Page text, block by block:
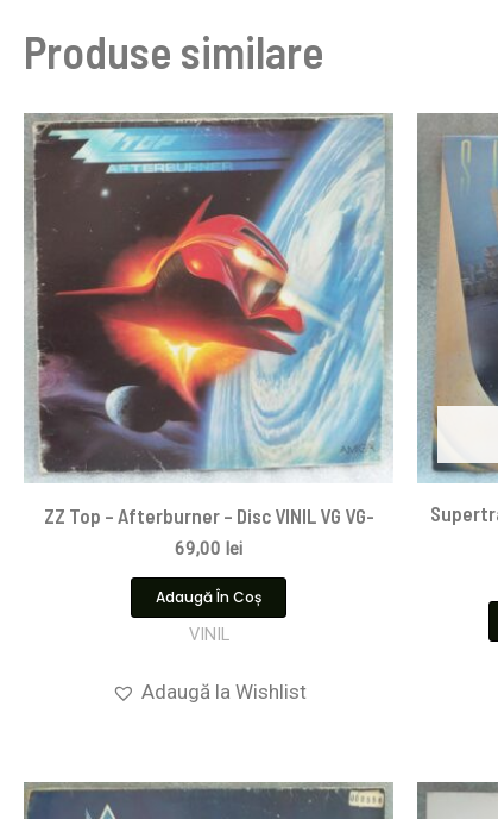
Produse similare
ZZ Top – Afterburner – Disc VINIL VG VG-
69,00 lei
Adaugă În Coș
VINIL
Adaugă la Wishlist